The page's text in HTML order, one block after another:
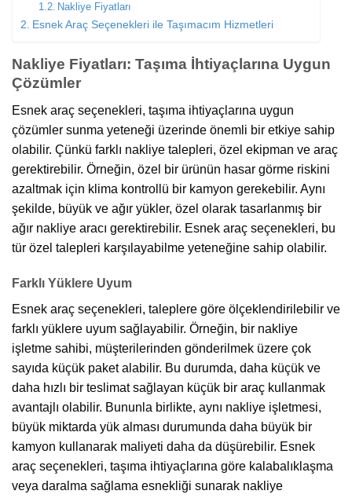
Nakliye Fiyatları
Esnek Araç Seçenekleri ile Taşımacım Hizmetleri
Nakliye Fiyatları: Taşıma İhtiyaçlarına Uygun
Çözümler
Esnek araç seçenekleri, taşıma ihtiyaçlarına uygun
çözümler sunma yeteneği üzerinde önemli bir etkiye sahip
olabilir. Çünkü farklı nakliye talepleri, özel ekipman ve araç
gerektirebilir. Örneğin, özel bir ürünün hasar görme riskini
azaltmak için klima kontrollü bir kamyon gerekebilir. Aynı
şekilde, büyük ve ağır yükler, özel olarak tasarlanmış bir
ağır nakliye aracı gerektirebilir. Esnek araç seçenekleri, bu
tür özel talepleri karşılayabilme yeteneğine sahip olabilir.
Farklı Yüklere Uyum
Esnek araç seçenekleri, taleplere göre ölçeklendirilebilir ve
farklı yüklere uyum sağlayabilir. Örneğin, bir nakliye
işletme sahibi, müşterilerinden gönderilmek üzere çok
sayıda küçük paket alabilir. Bu durumda, daha küçük ve
daha hızlı bir teslimat sağlayan küçük bir araç kullanmak
avantajlı olabilir. Bununla birlikte, aynı nakliye işletmesi,
büyük miktarda yük alması durumunda daha büyük bir
kamyon kullanarak maliyeti daha da düşürebilir. Esnek
araç seçenekleri, taşıma ihtiyaçlarına göre kalabalıklaşma
veya daralma sağlama esnekliği sunarak nakliye